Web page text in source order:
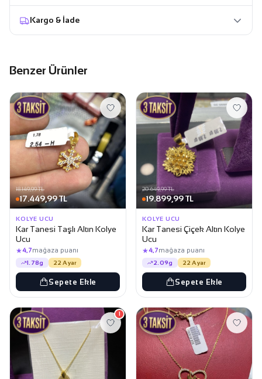
Kargo & İade
Benzer Ürünler
18.149,99 TL
17.449,99 TL
KOLYE UCU
Kar Tanesi Taşlı Altın Kolye
Ucu
★4,7mağaza puanı
1.78g 22 Ayar
Sepete Ekle
20.649,99 TL
19.899,99 TL
KOLYE UCU
Kar Tanesi Çiçek Altın Kolye
Ucu
★4,7mağaza puanı
2.09g 22 Ayar
Sepete Ekle
1